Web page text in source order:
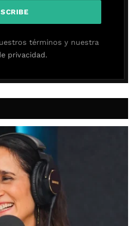
términos y nuestra
privacidad.